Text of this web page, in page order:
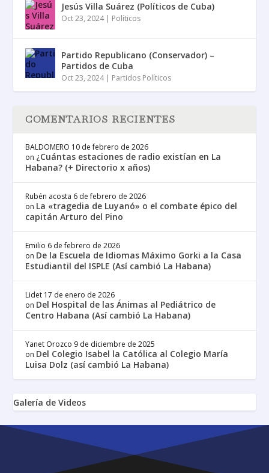
Jesús Villa Suárez (Políticos de Cuba)
Oct 23, 2024| Políticos
Partido Republicano (Conservador) –
Partidos de Cuba
Oct 23, 2024| Partidos Políticos
COMENTARIOS RECIENTES
BALDOMERO 10 de febrero de 2026
on ¿Cuántas estaciones de radio existían en La
Habana? (+ Directorio x años)
Rubén acosta 6 de febrero de 2026
on La «tragedia de Luyanó» o el combate épico del
capitán Arturo del Pino
Emilio 6 de febrero de 2026
on De la Escuela de Idiomas Máximo Gorki a la Casa
Estudiantil del ISPLE (Así cambió La Habana)
Lidet 17 de enero de 2026
on Del Hospital de las Ánimas al Pediátrico de
Centro Habana (Así cambió La Habana)
Yanet Orozco 9 de diciembre de 2025
on Del Colegio Isabel la Católica al Colegio María
Luisa Dolz (así cambió La Habana)
Galería de Videos